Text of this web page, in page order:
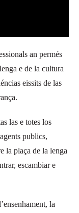
an permés
e de la cultura
eissits de las
las e totes los
publics,
la plaça de la lenga
escambiar e
la